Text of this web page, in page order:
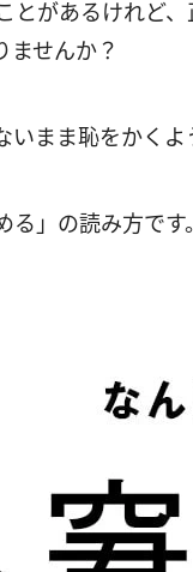
とがあるけれど
ませんか？
いまま恥をかく
」の読み方です。